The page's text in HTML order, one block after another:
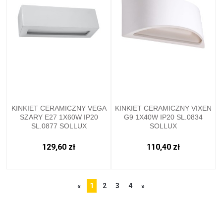
KINKIET CERAMICZNY VEGA
SZARY E27 1X60W IP20
SL.0877 SOLLUX
129,60 zł
KINKIET CERAMICZNY VIXEN
G9 1X40W IP20 SL.0834
SOLLUX
110,40 zł
« 1 2 3 4 »